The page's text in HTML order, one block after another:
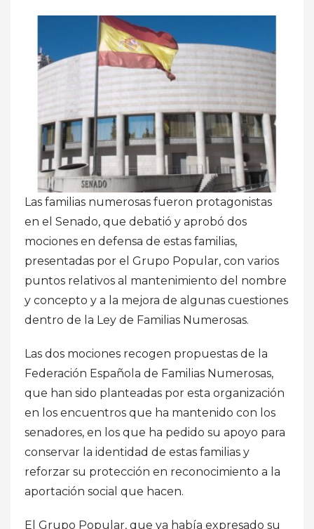
Las familias numerosas fueron protagonistas
en el Senado, que debatió y aprobó dos
mociones en defensa de estas familias,
presentadas por el Grupo Popular, con varios
puntos relativos al mantenimiento del nombre
y concepto y a la mejora de algunas cuestiones
dentro de la Ley de Familias Numerosas.
Las dos mociones recogen propuestas de la
Federación Española de Familias Numerosas,
que han sido planteadas por esta organización
en los encuentros que ha mantenido con los
senadores, en los que ha pedido su apoyo para
conservar la identidad de estas familias y
reforzar su protección en reconocimiento a la
aportación social que hacen.
El Grupo Popular, que ya había expresado su